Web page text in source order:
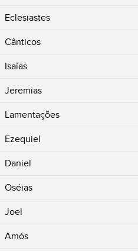
Eclesiastes
Cânticos
Isaías
Jeremias
Lamentações
Ezequiel
Daniel
Oséias
Joel
Amós